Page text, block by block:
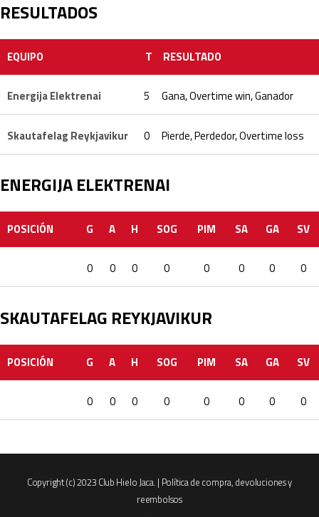
RESULTADOS
EQUIPO T RESULTADO
Energija Elektrenai 5 Gana, Overtime win, Ganador
Skautafelag Reykjavikur 0 Pierde, Perdedor, Overtime loss
ENERGIJA ELEKTRENAI
POSICIÓN G A H SOG PIM SA GA SV
0 0 0 0 0 0 0 0
SKAUTAFELAG REYKJAVIKUR
POSICIÓN G A H SOG PIM SA GA SV
0 0 0 0 0 0 0 0
Copyright (c) 2023 Club Hielo Jaca. | Política de compra, devoluciones y
reembolsos